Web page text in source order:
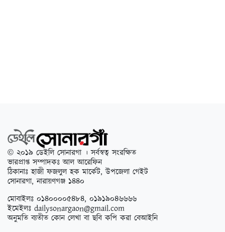
© ২০১৯ ডেইলি সোনারগা । সর্বস্বত্ব সংরক্ষিত
ভারপ্রাপ্ত সম্পাদকঃ আল আরেফিন
ঠিকানাঃ হাজী ফজলুল হক মার্কেট, উপজেলা গেইট
সোনারগা, নারায়ণগঞ্জ ১৪৪০
মোবাইলঃ ০১৪০০০০৫৪৮৪, ০১৯১৯০৪৬৬৬৬
ইমেইলঃ dailysonargaon@gmail.com
অনুমতি ব্যতীত কোন লেখা বা ছবি কপি করা বেআইনি